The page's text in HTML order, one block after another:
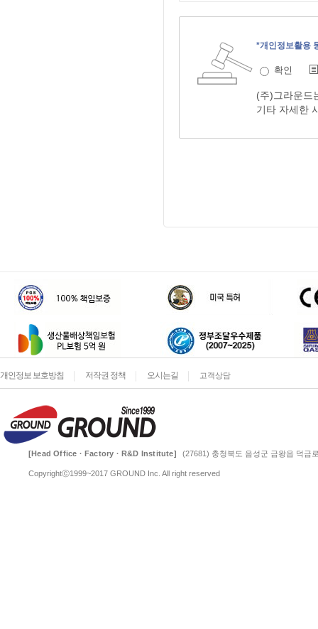
*개인정보활용
확인
(주)그라운드
기타 자세한
개인정보 보호방침 저작권 정책 오시는길 고객상담
[Head Office · Factory · R&D Institute] (27681) 충청북도 음성군 금왕읍 덕금
Copyrightⓒ1999~2017 GROUND Inc. All right reserved